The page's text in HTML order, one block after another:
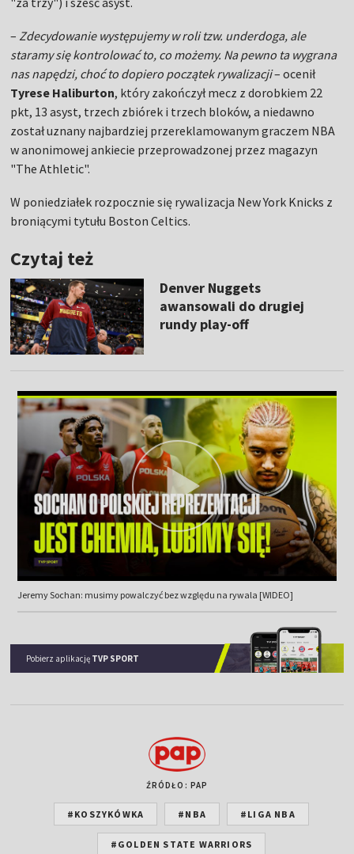
–Zdecydowanie występujemy w roli tzw. underdoga, ale
staramy się kontrolować to, co możemy. Na pewno ta wygrana
nas napędzi, choć to dopiero początek rywalizacji– ocenił
Tyrese Haliburton, który zakończył mecz z dorobkiem 22
pkt, 13 asyst, trzech zbiórek i trzech bloków, a niedawno
został uznany najbardziej przereklamowanym graczem NBA
w anonimowej ankiecie przeprowadzonej przez magazyn
"The Athletic".
W poniedziałek rozpocznie się rywalizacja New York Knicks z
broniącymi tytułu Boston Celtics.
Czytaj też
Denver Nuggets
awansowali do drugiej
rundy play-off
Jeremy Sochan: musimy powalczyć bez względu na rywala [WIDEO]
Pobierz aplikację TVP SPORT
ŹRÓDŁO: PAP
#KOSZYKÓWKA #NBA #LIGA NBA
#GOLDEN STATE WARRIORS